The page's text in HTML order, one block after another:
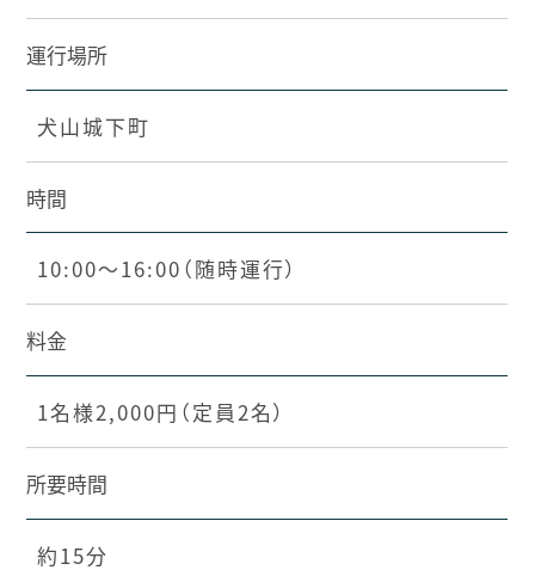
運行場所
犬山城下町
時間
10:00～16:00（随時運行）
料金
1名様2,000円（定員2名）
所要時間
約15分